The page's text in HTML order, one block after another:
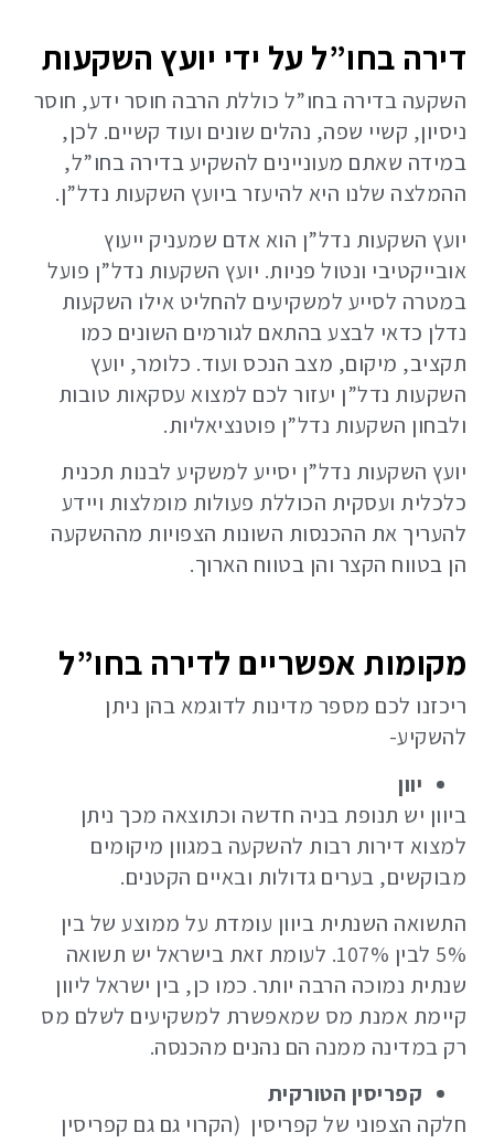
דירה בחו”ל על ידי יועץ השקעות
השקעה בדירה בחו”ל כוללת הרבה חוסר ידע, חוסר
ניסיון, קשיי שפה, נהלים שונים ועוד קשיים. לכן,
במידה שאתם מעוניינים להשקיע בדירה בחו”ל,
ההמלצה שלנו היא להיעזר ביועץ השקעות נדל”ן.
יועץ השקעות נדל”ן הוא אדם שמעניק ייעוץ
אובייקטיבי ונטול פניות. יועץ השקעות נדל”ן פועל
במטרה לסייע למשקיעים להחליט אילו השקעות
נדלן כדאי לבצע בהתאם לגורמים השונים כמו
תקציב, מיקום, מצב הנכס ועוד. כלומר, יועץ
השקעות נדל”ן יעזור לכם למצוא עסקאות טובות
ולבחון השקעות נדל”ן פוטנציאליות.
יועץ השקעות נדל”ן יסייע למשקיע לבנות תכנית
כלכלית ועסקית הכוללת פעולות מומלצות ויידע
להעריך את ההכנסות השונות הצפויות מההשקעה
הן בטווח הקצר והן בטווח הארוך.
מקומות אפשריים לדירה בחו”ל
ריכזנו לכם מספר מדינות לדוגמא בהן ניתן
להשקיע-
יוון
ביוון יש תנופת בניה חדשה וכתוצאה מכך ניתן
למצוא דירות רבות להשקעה במגוון מיקומים
מבוקשים, בערים גדולות ובאיים הקטנים.
התשואה השנתית ביוון עומדת על ממוצע של בין
5% לבין 107%. לעומת זאת בישראל יש תשואה
שנתית נמוכה הרבה יותר. כמו כן, בין ישראל ליוון
קיימת אמנת מס שמאפשרת למשקיעים לשלם מס
רק במדינה ממנה הם נהנים מהכנסה.
קפריסין הטורקית
חלקה הצפוני של קפריסין (הקרוי גם גם קפריסין